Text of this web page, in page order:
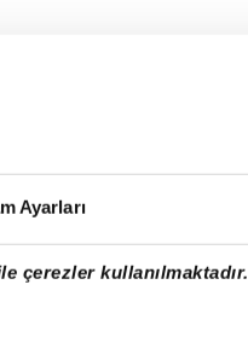
Ayarları
çerezler kullanılmaktadır.